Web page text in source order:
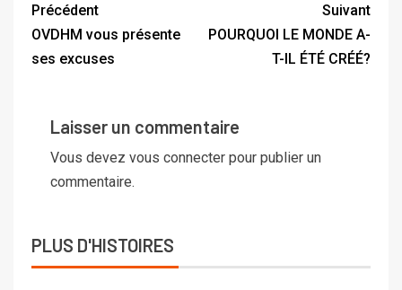
Précédent
OVDHM vous présente
ses excuses
Suivant
POURQUOI LE MONDE A-
T-IL ÉTÉ CRÉÉ?
Laisser un commentaire
Vous devez vous connecter pour publier un
commentaire.
PLUS D'HISTOIRES